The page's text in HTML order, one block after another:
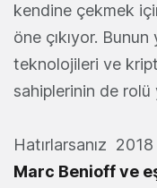
kendine çekmek
öne çıkıyor.
teknolojileri ve
sahiplerinin de rolü
Hatırlarsanız 2018
Marc Benioff ve